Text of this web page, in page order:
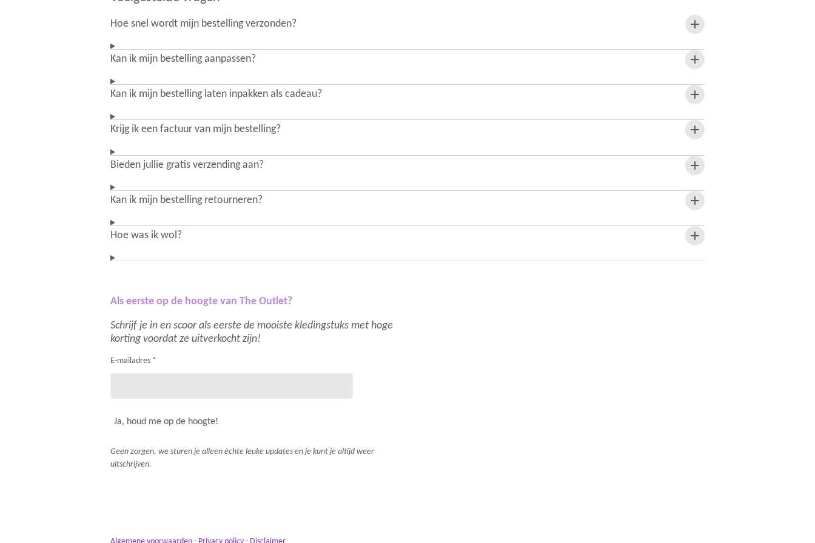
Hoe snel wordt mijn bestelling verzonden?
Kan ik mijn bestelling aanpassen?
Kan ik mijn bestelling laten inpakken als cadeau?
Krijg ik een factuur van mijn bestelling?
Bieden jullie gratis verzending aan?
Kan ik mijn bestelling retourneren?
Hoe was ik wol?
Als eerste op de hoogte van The Outlet?
Schrijf je in en scoor als eerste de mooiste kledingstuks met hoge
korting voordat ze uitverkocht zijn!
E-mailadres *
Ja, houd me op de hoogte!
Geen zorgen, we sturen je alleen èchte leuke updates en je kunt je altijd weer
uitschrijven.